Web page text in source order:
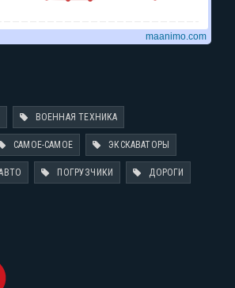
ВОЕННАЯ ТЕХНИКА
САМОЕ-САМОЕ ЭКСКАВАТОРЫ
ПОГРУЗЧИКИ ДОРОГИ